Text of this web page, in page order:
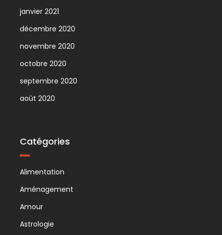
janvier 2021
décembre 2020
novembre 2020
octobre 2020
septembre 2020
août 2020
Catégories
Alimentation
Aménagement
Amour
Astrologie